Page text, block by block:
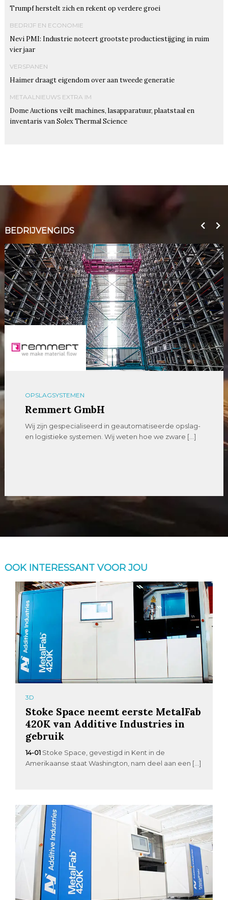
Trumpf herstelt zich en rekent op verdere groei
BEDRIJF EN ECONOMIE
Nevi PMI: Industrie noteert grootste productiestijging in ruim
vier jaar
VERSPANEN
Haimer draagt eigendom over aan tweede generatie
METAALNIEUWS EXTRA IM
Dome Auctions veilt machines, lasapparatuur, plaatstaal en
inventaris van Solex Thermal Science
BEDRIJVENGIDS
OPSLAGSYSTEMEN
Remmert GmbH
Wij zijn gespecialiseerd in geautomatiseerde opslag-
en logistieke systemen. Wij weten hoe we zware […]
OOK INTERESSANT VOOR JOU
3D
Stoke Space neemt eerste MetalFab
420K van Additive Industries in
gebruik
14-01 Stoke Space, gevestigd in Kent in de
Amerikaanse staat Washington, nam deel aan een […]